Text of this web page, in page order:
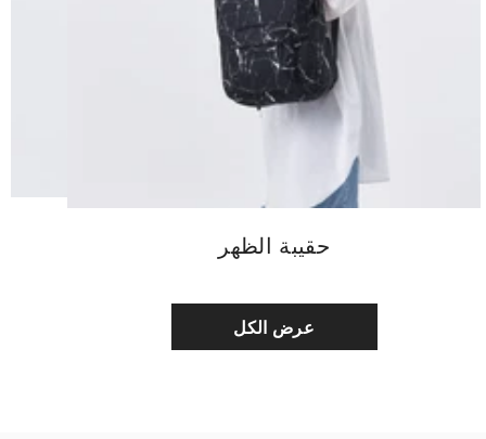
حقيبة الظهر
عرض الكل